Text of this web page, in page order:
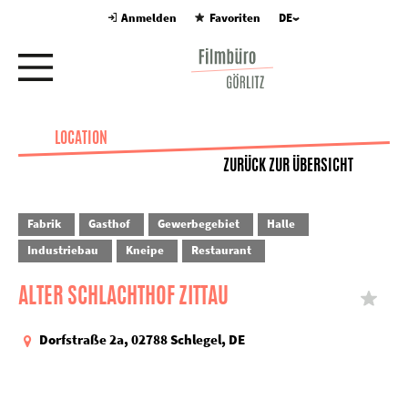
Anmelden Favoriten DE
LOCATION
ZURÜCK ZUR ÜBERSICHT
Fabrik Gasthof Gewerbegebiet
Halle
Industriebau
Kneipe Restaurant
ALTER SCHLACHTHOF ZITTAU
Dorfstraße 2a, 02788 Schlegel, DE